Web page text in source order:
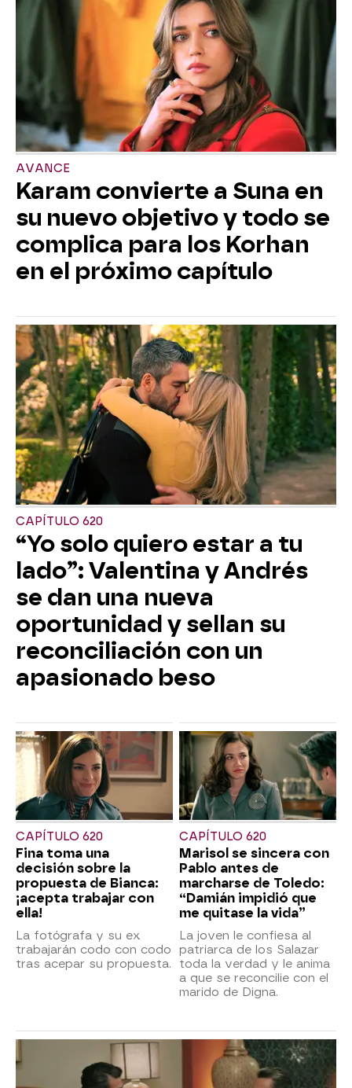
AVANCE
Karam convierte a Suna en
su nuevo objetivo y todo se
complica para los Korhan
en el próximo capítulo
CAPÍTULO 620
“Yo solo quiero estar a tu
lado”: Valentina y Andrés
se dan una nueva
oportunidad y sellan su
reconciliación con un
apasionado beso
CAPÍTULO 620
Fina toma una
decisión sobre la
propuesta de Bianca:
¡acepta trabajar con
ella!
La fotógrafa y su ex
trabajarán codo con codo
tras acepar su propuesta.
CAPÍTULO 620
Marisol se sincera con
Pablo antes de
marcharse de Toledo:
“Damián impidió que
me quitase la vida”
La joven le confiesa al
patriarca de los Salazar
toda la verdad y le anima
a que se reconcilie con el
marido de Digna.